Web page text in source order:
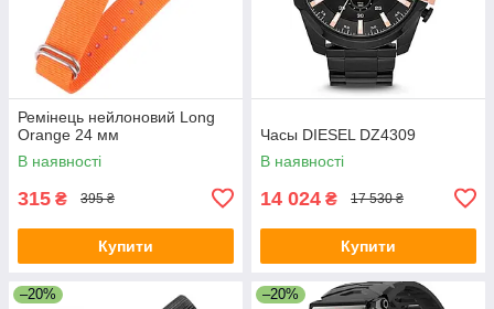
Ремінець нейлоновий Long
Orange 24 мм
В наявності
315 ₴ 395 ₴
Купити
Часы DIESEL DZ4309
В наявності
14 024 ₴ 17 530 ₴
Купити
–20% –20%